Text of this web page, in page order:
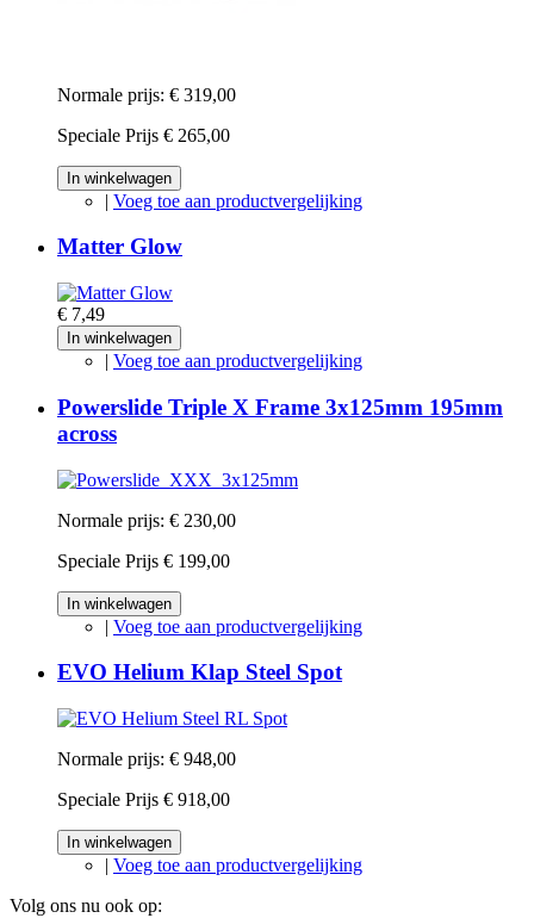
Normale prijs: € 319,00
Speciale Prijs € 265,00
In winkelwagen
| Voeg toe aan productvergelijking
Matter Glow
€ 7,49
In winkelwagen
| Voeg toe aan productvergelijking
Powerslide Triple X Frame 3x125mm 195mm
across
Normale prijs: € 230,00
Speciale Prijs € 199,00
In winkelwagen
| Voeg toe aan productvergelijking
EVO Helium Klap Steel Spot
Normale prijs: € 948,00
Speciale Prijs € 918,00
In winkelwagen
| Voeg toe aan productvergelijking
Volg ons nu ook op: